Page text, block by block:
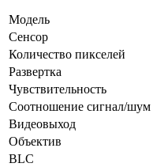
Модель
Сенсор
Количество пикселей
Развертка
Чувствительность
Соотношение сигнал/шум
Видеовыход
Объектив
BLC